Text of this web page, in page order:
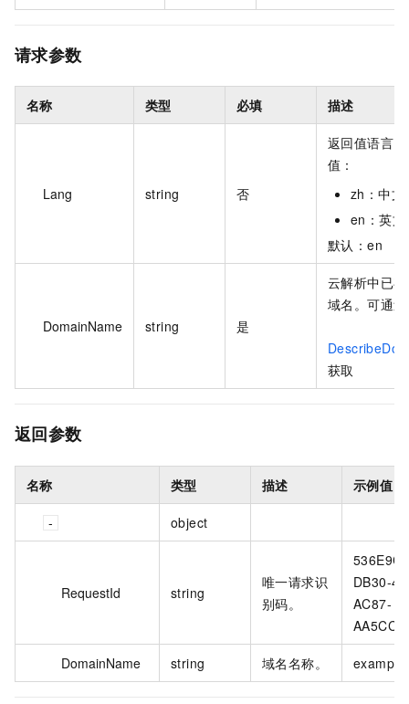
请求参数
名称 类型 必填 描述
Lang string 否
返回值语言
值：
zh：中文
en：英文
默认：en
DomainName string 是
云解析中已
域名。可通
获取
返回参数
名称 类型 描述 示例值
object
RequestId string
唯一请求识
别码。
DB30-
AC87-
DomainName string 域名名称。